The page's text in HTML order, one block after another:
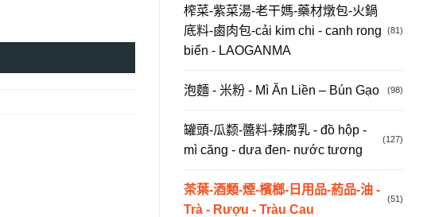
榨菜-紫菜湯-老干媽-藥材燉包-火鍋
底料-鹵肉包-cải kim chi - canh rong
biển - LAOGANMA
(81)
泡麵 - 米粉 - Mì Ăn Liền – Bún Gạo (98)
罐頭-瓜颣-醬料-辣腐乳 - đồ hộp -
mì căng - dưa đen- nước tương
(127)
茶葉-酒類-煙-檳榔-日用品-葯品-油 -
Trà - Rượu - Tràu Cau
(51)